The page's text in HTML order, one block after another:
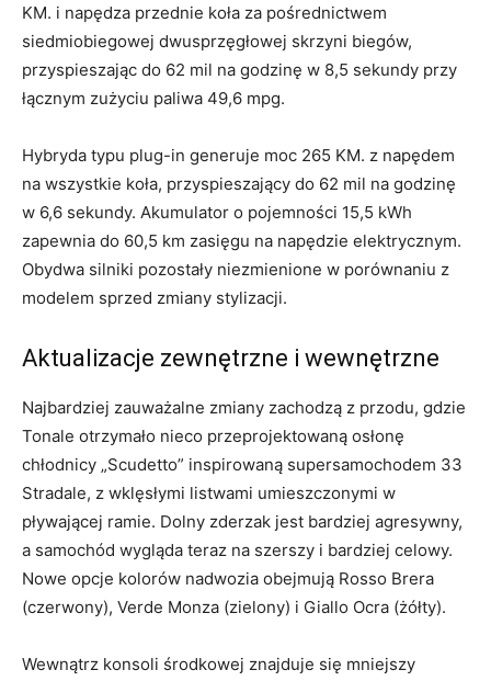
KM. i napędza przednie koła za pośrednictwem
siedmiobiegowej dwusprzęgłowej skrzyni biegów,
przyspieszając do 62 mil na godzinę w 8,5 sekundy przy
łącznym zużyciu paliwa 49,6 mpg.
Hybryda typu plug-in generuje moc 265 KM. z napędem
na wszystkie koła, przyspieszający do 62 mil na godzinę
w 6,6 sekundy. Akumulator o pojemności 15,5 kWh
zapewnia do 60,5 km zasięgu na napędzie elektrycznym.
Obydwa silniki pozostały niezmienione w porównaniu z
modelem sprzed zmiany stylizacji.
Aktualizacje zewnętrzne i wewnętrzne
Najbardziej zauważalne zmiany zachodzą z przodu, gdzie
Tonale otrzymało nieco przeprojektowaną osłonę
chłodnicy „Scudetto” inspirowaną supersamochodem 33
Stradale, z wklęsłymi listwami umieszczonymi w
pływającej ramie. Dolny zderzak jest bardziej agresywny,
a samochód wygląda teraz na szerszy i bardziej celowy.
Nowe opcje kolorów nadwozia obejmują Rosso Brera
(czerwony), Verde Monza (zielony) i Giallo Ocra (żółty).
Wewnątrz konsoli środkowej znajduje się mniejszy